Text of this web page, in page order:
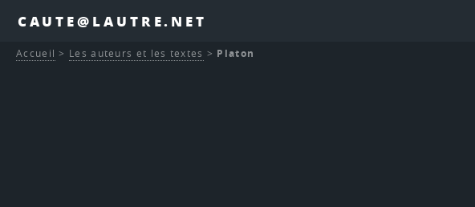
CAUTE@LAUTRE.NET
Accueil > Les auteurs et les textes > Platon